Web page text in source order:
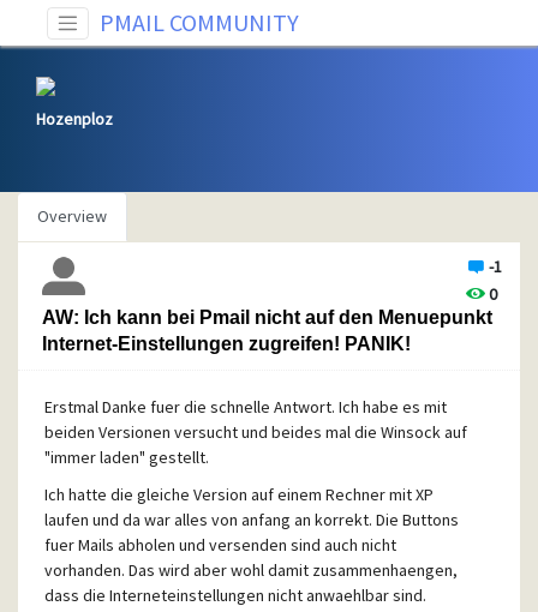
PMAIL COMMUNITY
Hozenploz
Overview
-1
0
AW: Ich kann bei Pmail nicht auf den Menuepunkt
Internet-Einstellungen zugreifen! PANIK!
Erstmal Danke fuer die schnelle Antwort. Ich habe es mit
beiden Versionen versucht und beides mal die Winsock auf
"immer laden" gestellt.
Ich hatte die gleiche Version auf einem Rechner mit XP
laufen und da war alles von anfang an korrekt. Die Buttons
fuer Mails abholen und versenden sind auch nicht
vorhanden. Das wird aber wohl damit zusammenhaengen,
dass die Interneteinstellungen nicht anwaehlbar sind.